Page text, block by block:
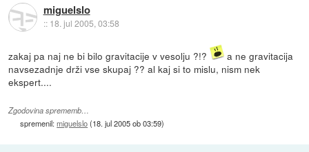
miguelslo
:: 18. jul 2005, 03:58
zakaj pa naj ne bi bilo gravitacije v vesolju ?!?
a ne gravitacija
navsezadnje drži vse skupaj ?? al kaj si to mislu, nism nek
ekspert....
Zgodovina sprememb…
spremenil:miguelslo(18. jul 2005 ob 03:59)